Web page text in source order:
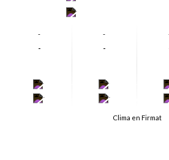
-
-
-
-
-
-
-
-
-
Clima en Firmat